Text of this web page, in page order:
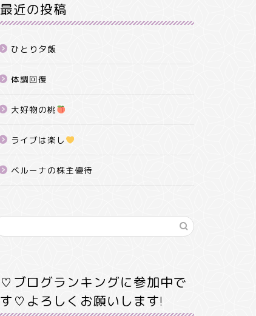
最近の投稿
ひとり夕飯
体調回復
大好物の桃
ライブは楽し
ベルーナの株主優待
♡ブログランキングに参加中で
す♡よろしくお願いします!